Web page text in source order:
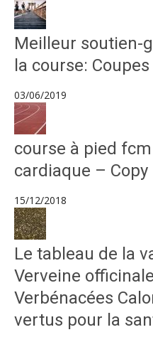
Meilleur soutien-
la course:
03/06/2019
course à pied
cardiaque – Copy
15/12/2018
Le tableau de la
Verveine
Verbénacées
vertus pour la